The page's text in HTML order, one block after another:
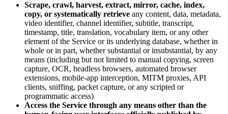
Scrape, crawl, harvest, extract, mirror, cache, index,
copy, or systematically retrieve any content, data, metadata,
video identifier, channel identifier, subtitle, transcript,
timestamp, title, translation, vocabulary item, or any other
element of the Service or its underlying database, whether in
whole or in part, whether substantial or insubstantial, by any
means (including but not limited to manual copying, screen
capture, OCR, headless browsers, automated browser
extensions, mobile-app interception, MITM proxies, API
clients, sniffing, packet capture, or any scripted or
programmatic access)
Access the Service through any means other than the